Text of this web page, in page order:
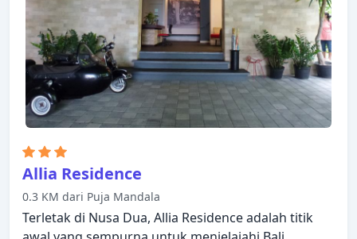
Allia Residence
0.3 KM dari Puja Mandala
Terletak di Nusa Dua, Allia Residence adalah titik